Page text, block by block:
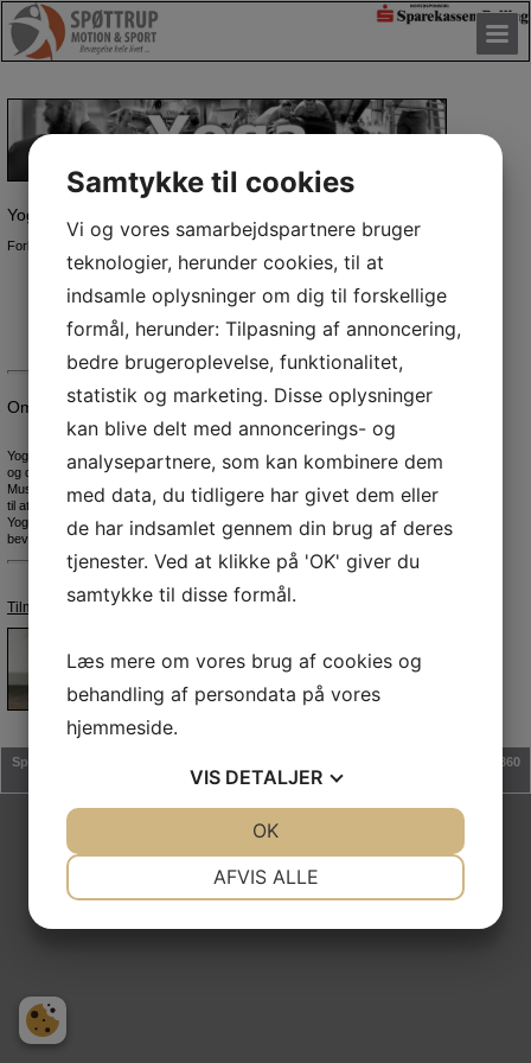
Yoga for begyndere - Hatha Yoga
Forbedrer din smidighed, styrke, vejrtrækning, balance og kropsbevidsthed.
Alle kan deltage
Husk egne Yoga Måtter
Hver onsdag kl. 16.30 - 17.30 i gymnastiksalen på VSD-Skolen
Rødding, Skolevej 1, 7860 Spøttrup
Om Yoga:
Yoga generelt er en metode til at betragte dig selv indefra. Kroppen er dit mål
og dit redskab.
Musikken hjælper krop og sind til at skabe et fysisk flow og koncentrere sig
til at have fuld fokus på øvelserne. Alle kan dyrke det uanset alder og form.
Yoga udøves barfodet. Brug bekvemt og kropsnært tøj, der følger kroppens
bevægelser.
Tilmelding-og-betaling klik her.
Spøttrup Motion & Sport | Stadion Alle' 3, Balling | Nørremarken 1, Rødding | 7860
Spøttrup
Samtykke til cookies
Vi og vores samarbejdspartnere bruger
teknologier, herunder cookies, til at
indsamle oplysninger om dig til forskellige
formål, herunder: Tilpasning af annoncering,
bedre brugeroplevelse, funktionalitet,
statistik og marketing. Disse oplysninger
kan blive delt med annoncerings- og
analysepartnere, som kan kombinere dem
med data, du tidligere har givet dem eller
de har indsamlet gennem din brug af deres
tjenester. Ved at klikke på 'OK' giver du
samtykke til disse formål.
Læs mere om vores brug af cookies og
behandling af persondata på vores
hjemmeside.
VIS DETALJER
AFVIS ALLE
OK